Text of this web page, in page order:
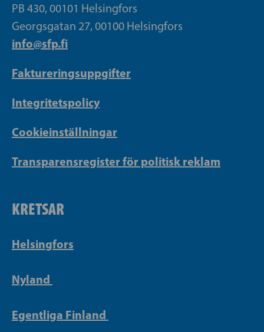
PB 430, 00101 Helsingfors
Georgsgatan 27, 00100 Helsingfors
info@sfp.fi
Faktureringsuppgifter
Integritetspolicy
Cookieinställningar
Transparensregister för politisk reklam
KRETSAR
Helsingfors
Nyland
Egentliga Finland